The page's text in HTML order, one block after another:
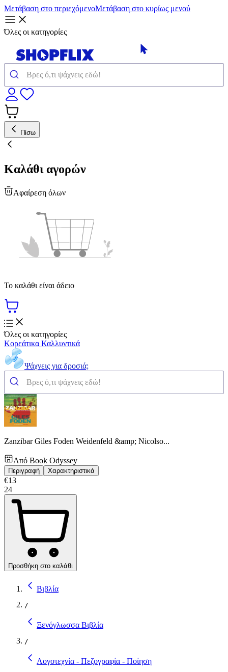
Μετάβαση στο περιεχόμενοΜετάβαση στο κυρίως μενού
Όλες οι κατηγορίες
Πίσω
Καλάθι αγορών
Αφαίρεση όλων
Το καλάθι είναι άδειο
Όλες οι κατηγορίες
Κορεάτικα Καλλυντικά
Ψάχνεις για δροσιά;
Zanzibar Giles Foden Weidenfeld &amp; Nicolso...
Από Book Odyssey
Περιγραφή Χαρακτηριστικά
€13
24
Προσθήκη στο καλάθι
Βιβλία
/
Ξενόγλωσσα Βιβλία
/
Λογοτεχνία - Πεζογραφία - Ποίηση